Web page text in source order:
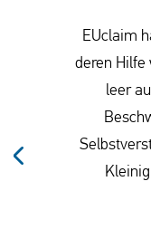
EUclaim
deren Hilfe
leer